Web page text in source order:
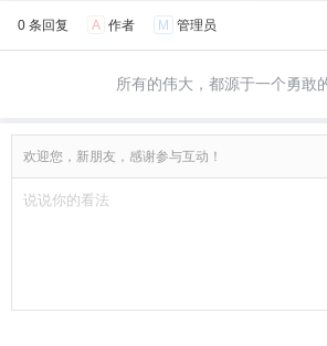
0 条回复 A 作者 M 管理员
所有的伟大，都源于一个勇敢
欢迎您，新朋友，感谢参与互动！